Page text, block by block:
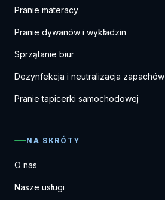
Pranie materacy
Pranie dywanów i wykładzin
Sprzątanie biur
Dezynfekcja i neutralizacja zapachów
Pranie tapicerki samochodowej
NA SKRÓTY
O nas
Nasze usługi